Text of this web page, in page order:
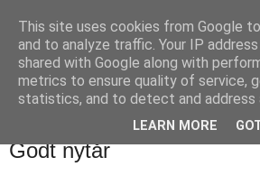
designstrik.dk
.... en side om en
søndag den 17. december 2017
Godt nytår
This site uses cookies from Google
and to analyze traffic. Your IP
shared with Google along with
metrics to ensure quality of service,
statistics, and to detect and address
LEARN MORE